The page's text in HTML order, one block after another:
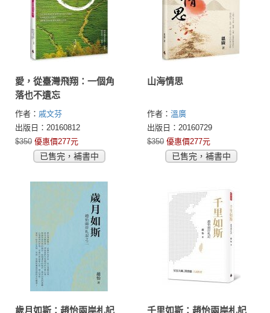
愛，從臺灣飛翔：一個角
落也不遺忘
作者： 戚文芬
出版日：20160812
$350 優惠價277元
已售完，補書中
山海情思
作者： 溫廣
出版日：20160729
$350 優惠價277元
已售完，補書中
歲月如斯：趙怡兩岸札記
千里如斯：趙怡兩岸札記